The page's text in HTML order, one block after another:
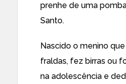
prenhe de uma
Santo.
Nascido o menino
fraldas, fez birras ou
na adolescência e